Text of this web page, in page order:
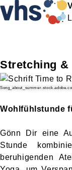
Stretching &
Wohlfühlstunde
Gönn Dir eine
Stunde
beruhigenden